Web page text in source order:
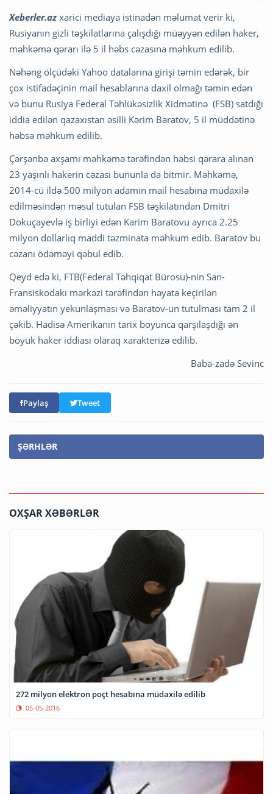
Xeberler.az xarici mediaya istinadən məlumat verir ki,
Rusiyanın gizli təşkilatlarına çalışdığı müəyyən edilən haker,
məhkəmə qərarı ilə 5 il həbs cəzasına məhkum edilib.
Nəhəng ölçüdəki Yahoo datalarına girişi təmin edərək, bir
çox istifadəçinin mail hesablarına daxil olmağı təmin edən
və bunu Rusiya Federal Təhlükəsizlik Xidmətinə (FSB) satdığı
iddia edilən qazaxıstan əsilli Kərim Baratov, 5 il müddətinə
həbsə məhkum edilib.
Çərşənbə axşamı məhkəmə tərəfindən həbsi qərara alınan
23 yaşınlı hakerin cəzası bununla da bitmir. Məhkəmə,
2014-cü ildə 500 milyon adamın mail hesabına müdaxilə
edilməsindən məsul tutulan FSB təşkilatından Dmitri
Dokuçayevlə iş birliyi edən Karim Baratovu ayrıca 2.25
milyon dollarlıq maddi təzminata məhkum edib. Baratov bu
cəzanı ödəməyi qəbul edib.
Qeyd edə ki, FTB(Federal Təhqiqat Bürosu)-nin San-
Fransiskodakı mərkəzi tərəfindən həyata keçirilən
əməliyyatın yekunlaşması və Baratov-un tutulması tam 2 il
çəkib. Hadisə Amerikanın tarix boyunca qarşılaşdığı ən
böyük haker iddiası olaraq xarakterizə edilib.
Baba-zadə Sevinc
Paylaş Tweet
ŞƏRHLƏR
OXŞAR XƏBƏRLƏR
272 milyon elektron poçt hesabına müdaxilə edilib
05-05-2016